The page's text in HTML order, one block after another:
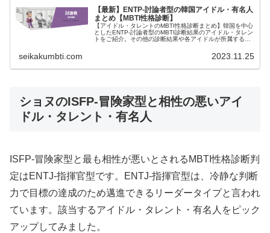
【最新】ENTP-討論者型の韓国アイドル・有名人
まとめ【MBTI性格診断】
【アイドル・タレントのMBTI性格診断まとめ】韓国を中心
としたENTP-討論者型のMBTI診断結果のアイドル・タレン
トをご紹介。その他の診断結果や各アイドルが所属するグ
seikakumbti.com 2023.11.25
ショヌのISFP-冒険家型と相性の悪いアイ
ドル・タレント・有名人
ISFP-冒険家型と最も相性が悪いとされるMBTI性格診断判
定はENTJ-指揮官型です。ENTJ-指揮官型は、冷静な判断
力で目標の達成のため邁進できるリーダータイプと言われ
ています。該当するアイドル・タレント・有名人をピック
アップしてみました。